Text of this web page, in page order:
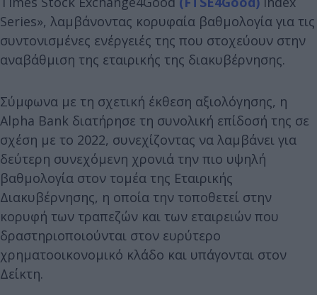
Series», λαμβάνοντας κορυφαία βαθμολογία για τις
συντονισμένες ενέργειές της που στοχεύουν στην
αναβάθμιση της εταιρικής της διακυβέρνησης.
Σύμφωνα με τη σχετική έκθεση αξιολόγησης, η
Alpha Bank διατήρησε τη συνολική επίδοσή της σε
σχέση με το 2022, συνεχίζοντας να λαμβάνει για
δεύτερη συνεχόμενη χρονιά την πιο υψηλή
βαθμολογία στον τομέα της Εταιρικής
Διακυβέρνησης, η οποία την τοποθετεί στην
κορυφή των τραπεζών και των εταιρειών που
δραστηριοποιούνται στον ευρύτερο
χρηματοοικονομικό κλάδο και υπάγονται στον
Δείκτη.